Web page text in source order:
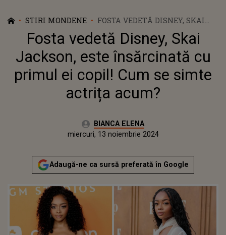
STIRI MONDENE
FOSTA VEDETĂ DISNEY, SKAI
JACKSON, ESTE ÎNSĂRCINATĂ
CU PRIMUL EI COPIL! CUM SE
SIMTE ACTRIȚA ACUM?
Fosta vedetă Disney, Skai
Jackson, este însărcinată cu
primul ei copil! Cum se simte
actrița acum?
Autor:BIANCA ELENA
Publicat:
miercuri, 13 noiembrie 2024
Adaugă-ne ca sursă preferată în Google